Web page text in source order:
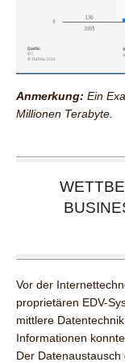
Anmerkung: Ein
Millionen Terabyte.
Vor der
proprietären EDV-
mittlere
Informationen
Der